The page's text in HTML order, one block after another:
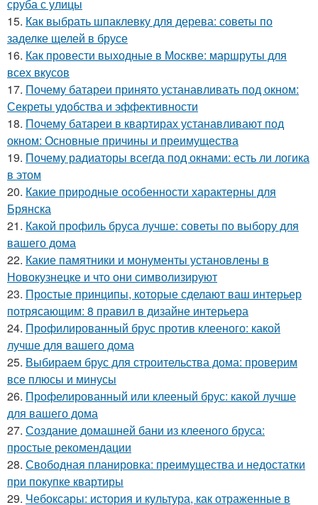
сруба с улицы
15. Как выбрать шпаклевку для дерева: советы по
заделке щелей в брусе
16. Как провести выходные в Москве: маршруты для
всех вкусов
17. Почему батареи принято устанавливать под окном:
Секреты удобства и эффективности
18. Почему батареи в квартирах устанавливают под
окном: Основные причины и преимущества
19. Почему радиаторы всегда под окнами: есть ли логика
в этом
20. Какие природные особенности характерны для
Брянска
21. Какой профиль бруса лучше: советы по выбору для
вашего дома
22. Какие памятники и монументы установлены в
Новокузнецке и что они символизируют
23. Простые принципы, которые сделают ваш интерьер
потрясающим: 8 правил в дизайне интерьера
24. Профилированный брус против клееного: какой
лучше для вашего дома
25. Выбираем брус для строительства дома: проверим
все плюсы и минусы
26. Профелированный или клееный брус: какой лучше
для вашего дома
27. Создание домашней бани из клееного бруса:
простые рекомендации
28. Свободная планировка: преимущества и недостатки
при покупке квартиры
29. Чебоксары: история и культура, как отраженные в